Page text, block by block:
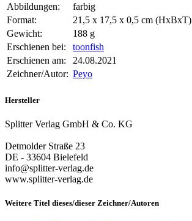
Abbildungen:
farbig
Format:
21,5 x 17,5 x 0,5 cm (HxBxT)
Gewicht:
188 g
Erschienen bei:
toonfish
Erschienen am:
24.08.2021
Zeichner/Autor: Peyo
Hersteller
Splitter Verlag GmbH & Co. KG
Detmolder Straße 23
DE - 33604 Bielefeld
info@splitter-verlag.de
www.splitter-verlag.de
Weitere Titel dieses/dieser Zeichner/Autoren